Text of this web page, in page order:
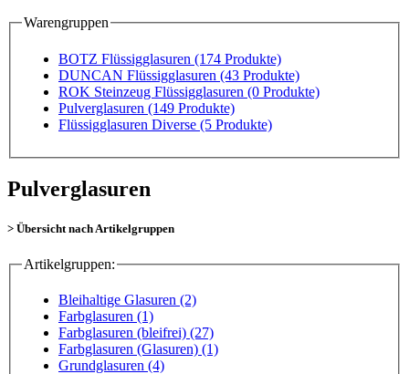
Warengruppen
BOTZ Flüssigglasuren (174 Produkte)
DUNCAN Flüssigglasuren (43 Produkte)
ROK Steinzeug Flüssigglasuren (0 Produkte)
Pulverglasuren (149 Produkte)
Flüssigglasuren Diverse (5 Produkte)
Pulverglasuren
> Übersicht nach Artikelgruppen
Artikelgruppen:
Bleihaltige Glasuren (2)
Farbglasuren (1)
Farbglasuren (bleifrei) (27)
Farbglasuren (Glasuren) (1)
Grundglasuren (4)